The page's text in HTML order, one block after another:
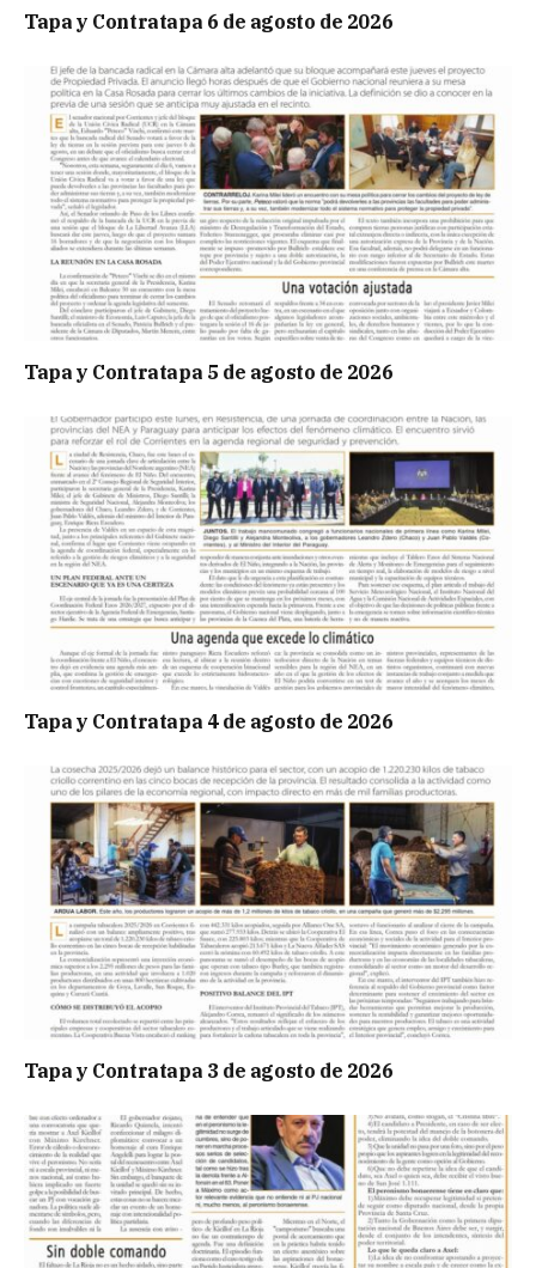
Tapa y Contratapa 6 de agosto de 2026
Tapa y Contratapa 5 de agosto de 2026
Tapa y Contratapa 4 de agosto de 2026
Tapa y Contratapa 3 de agosto de 2026